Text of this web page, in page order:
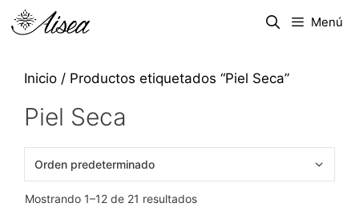
Menú
Inicio / Productos etiquetados “Piel Seca”
Piel Seca
Mostrando 1–12 de 21 resultados